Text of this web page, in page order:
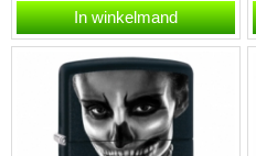
Zippo aansteker is een
zeer kwalitatieve
aanstekers...
In winkelmand